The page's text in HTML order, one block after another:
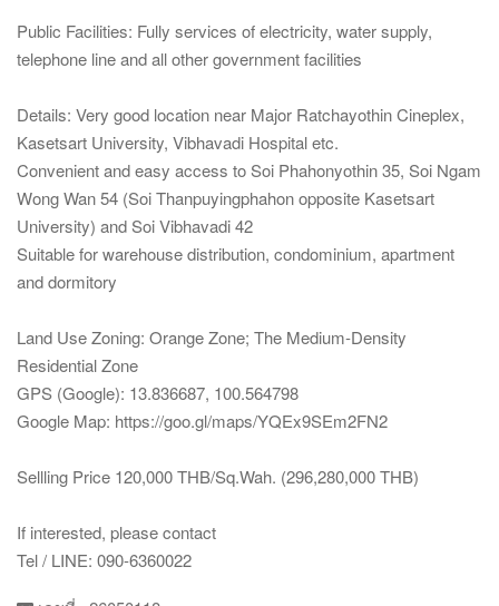
Public Facilities: Fully services of electricity, water supply,
telephone line and all other government facilities
Details: Very good location near Major Ratchayothin Cineplex,
Kasetsart University, Vibhavadi Hospital etc.
Convenient and easy access to Soi Phahonyothin 35, Soi Ngam
Wong Wan 54 (Soi Thanpuyingphahon opposite Kasetsart
University) and Soi Vibhavadi 42
Suitable for warehouse distribution, condominium, apartment
and dormitory
Land Use Zoning: Orange Zone; The Medium‑Density
Residential Zone
GPS (Google): 13.836687, 100.564798
Google Map: https://goo.gl/maps/YQEx9SEm2FN2
Sellling Price 120,000 THB/Sq.Wah. (296,280,000 THB)
If interested, please contact
Tel / LINE: 090-6360022